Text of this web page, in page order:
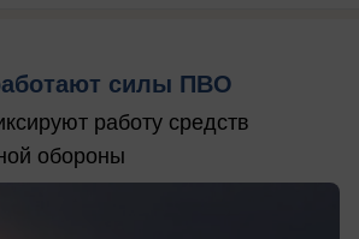
силы ПВО
работу средств
обороны